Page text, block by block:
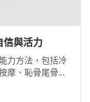
信與活力
力方法，包括冷
摩、恥骨尾骨肌